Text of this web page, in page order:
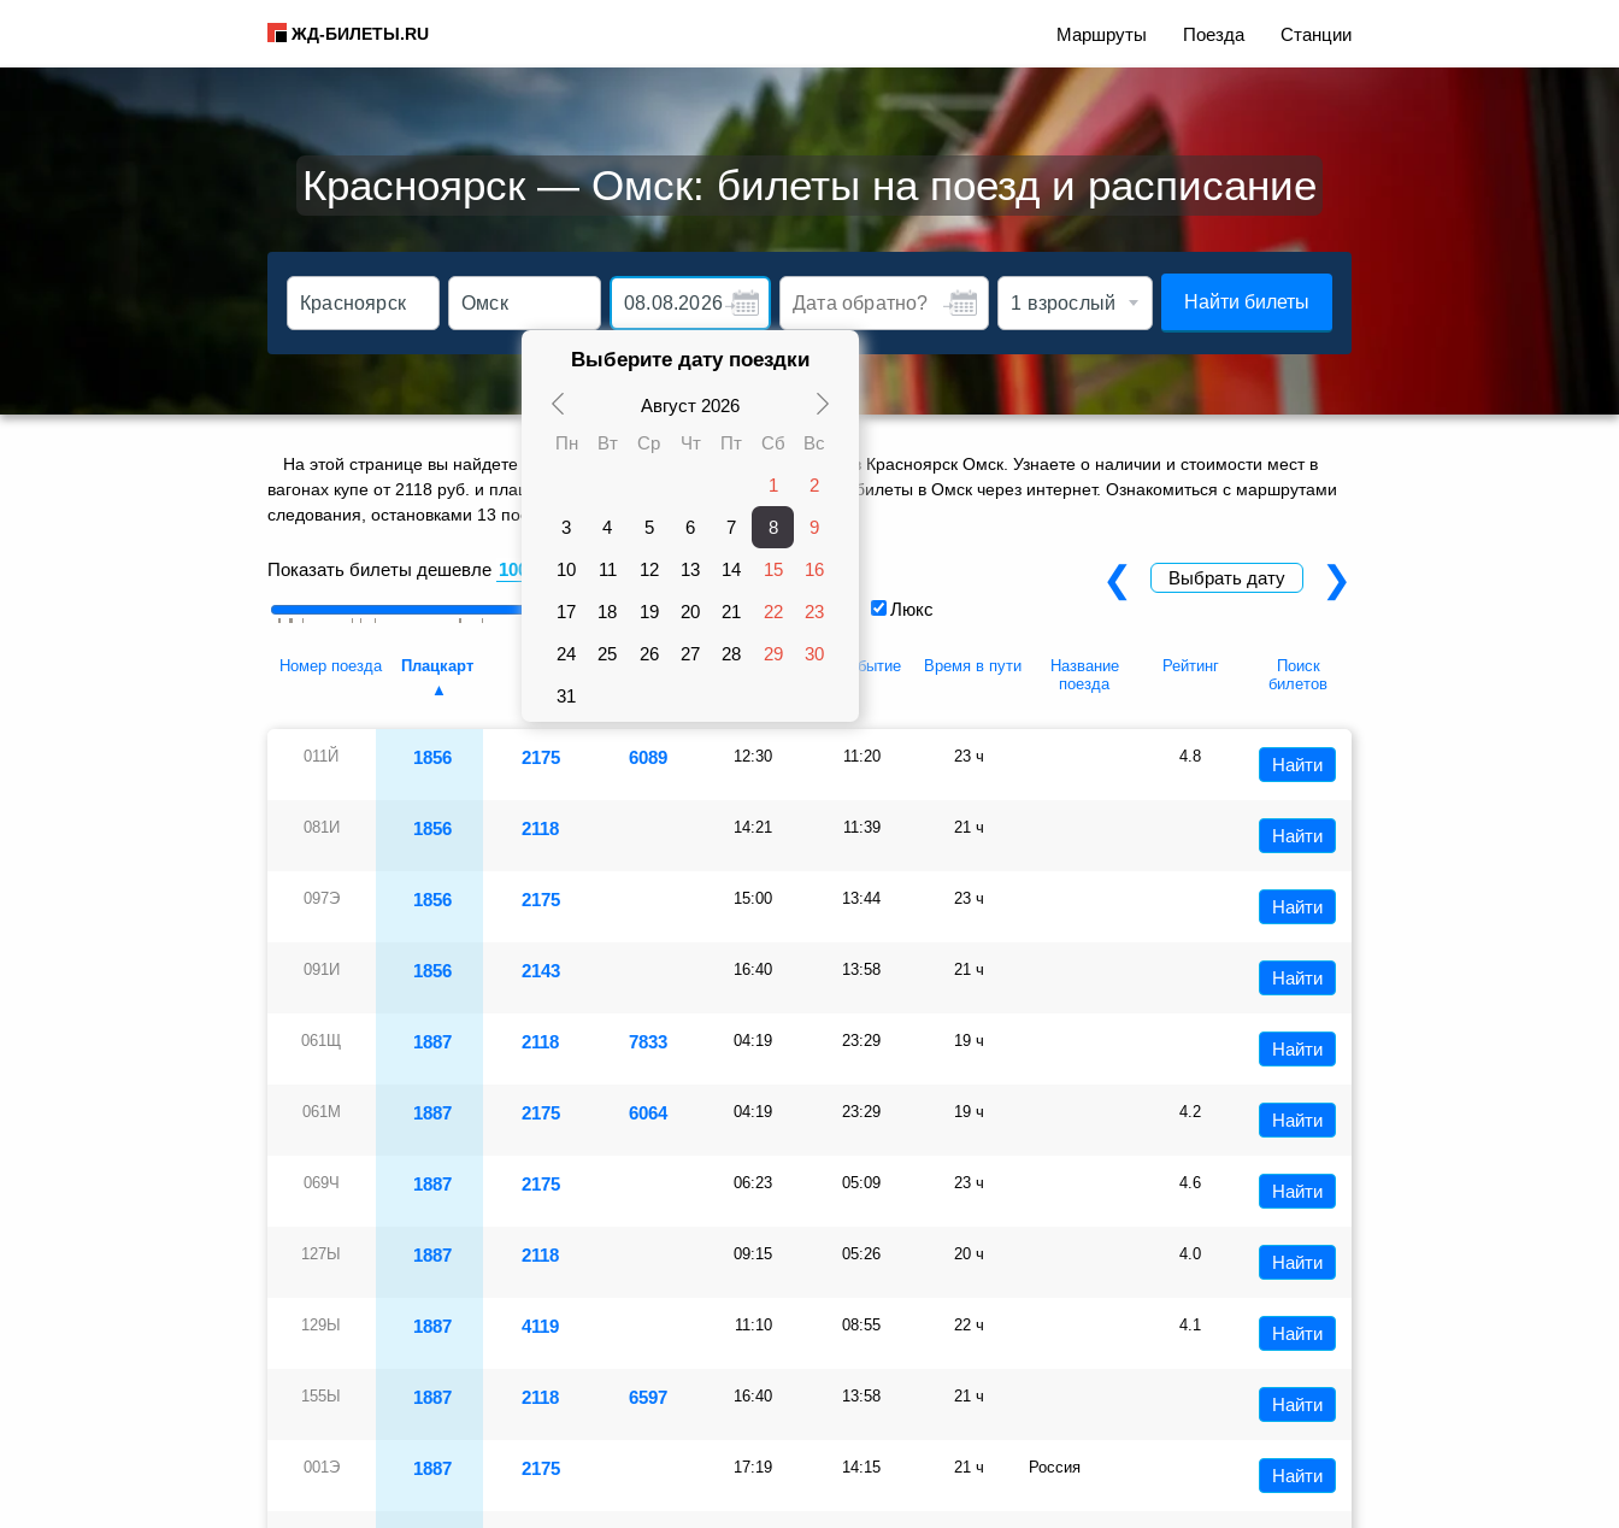
ЖД-БИЛЕТЫ.RU Маршруты Поезда Станции
Красноярск — Омск: билеты на поезд и расписание
Выберите дату поездки
Август 2026
Пн
Вт Ср Чт Пт Сб Вс
1 2
3 4 5 6 7 8 9
10 11 12 13 14 15 16
17 18 19 20 21 22 23
24 25 26 27 28 29 30
31
Найти билеты
На этой странице вы найдете актуальное расписание движения поездов Красноярск Омск. Узнаете о наличии и стоимости мест в
вагонах купе от 2118 руб. и плацкарте от 1856 руб. Сможете заказать ж/д билеты в Омск через интернет. Ознакомиться с маршрутами
следования, остановками 13 поездов, оставить отзыв о своей поездке.
Показать билеты дешевле рублей Вагоны
Плацкарт Купе Люкс
❮ Выбрать дату ❯
Номер поезда Плацкарт Купе Люкс Отправление Прибытие Время в пути
Название
поезда
Рейтинг
Поиск
билетов
011Й 1856 2175 6089 12:30 11:20 23 ч 4.8 Найти
081И 1856 2118 14:21 11:39 21 ч Найти
097Э 1856 2175 15:00 13:44 23 ч Найти
091И 1856 2143 16:40 13:58 21 ч Найти
061Щ 1887 2118 7833 04:19 23:29 19 ч Найти
061М 1887 2175 6064 04:19 23:29 19 ч 4.2 Найти
069Ч 1887 2175 06:23 05:09 23 ч 4.6 Найти
127Ы 1887 2118 09:15 05:26 20 ч 4.0 Найти
129Ы 1887 4119 11:10 08:55 22 ч 4.1 Найти
155Ы 1887 2118 6597 16:40 13:58 21 ч Найти
001Э 1887 2175 17:19 14:15 21 ч Россия Найти